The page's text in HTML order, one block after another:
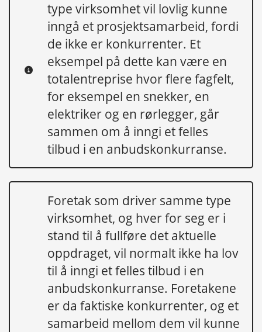
type virksomhet vil lovlig kunne
inngå et prosjektsamarbeid, fordi
de ikke er konkurrenter. Et
eksempel på dette kan være en
totalentreprise hvor flere fagfelt,
for eksempel en snekker, en
elektriker og en rørlegger, går
sammen om å inngi et felles
tilbud i en anbudskonkurranse.
Foretak som driver samme type
virksomhet, og hver for seg er i
stand til å fullføre det aktuelle
oppdraget, vil normalt ikke ha lov
til å inngi et felles tilbud i en
anbudskonkurranse. Foretakene
er da faktiske konkurrenter, og et
samarbeid mellom dem vil kunne